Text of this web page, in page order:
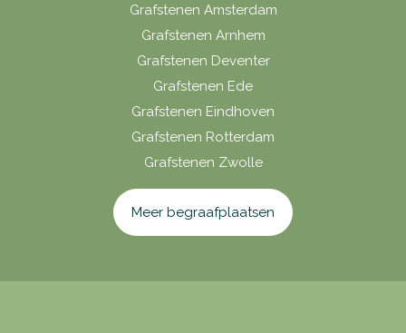
Grafstenen Amsterdam
Grafstenen Arnhem
Grafstenen Deventer
Grafstenen Ede
Grafstenen Eindhoven
Grafstenen Rotterdam
Grafstenen Zwolle
Meer begraafplaatsen